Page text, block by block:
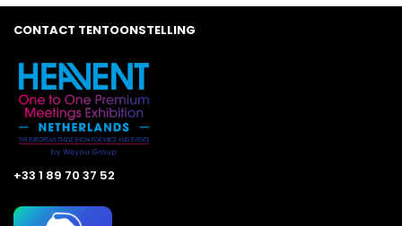
CONTACT TENTOONSTELLING
+33 1 89 70 37 52